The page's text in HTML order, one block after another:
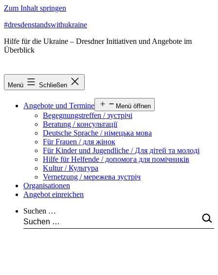
Zum Inhalt springen
#dresdenstandswithukraine
Hilfe für die Ukraine – Dresdner Initiativen und Angebote im
Überblick
Menü Schließen
Angebote und Termine Menü öffnen
Begegnungstreffen / зустрічі
Beratung / консультації
Deutsche Sprache / німецька мова
Für Frauen / для жінок
Für Kinder und Jugendliche / Для дітей та молоді
Hilfe für Helfende / допомога для помічників
Kultur / Культура
Vernetzung / мережева зустріч
Organisationen
Angebot einreichen
Suchen …